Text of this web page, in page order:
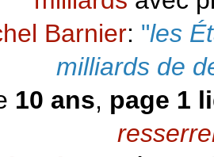
Barnier: "les
milliards de
10 ans, page 1